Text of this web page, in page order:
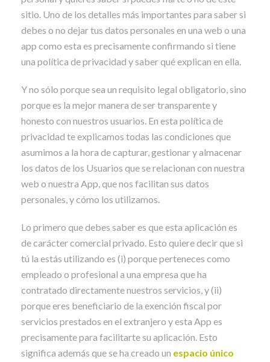
sitio. Uno de los detalles más importantes para saber si
debes o no dejar tus datos personales en una web o una
app como esta es precisamente confirmando si tiene
una política de privacidad y saber qué explican en ella.
Y no sólo porque sea un requisito legal obligatorio, sino
porque es la mejor manera de ser transparente y
honesto con nuestros usuarios. En esta política de
privacidad te explicamos todas las condiciones que
asumimos a la hora de capturar, gestionar y almacenar
los datos de los Usuarios que se relacionan con nuestra
web o nuestra App, que nos facilitan sus datos
personales, y cómo los utilizamos.
Lo primero que debes saber es que esta aplicación es
de carácter comercial privado. Esto quiere decir que si
tú la estás utilizando es (i) porque perteneces como
empleado o profesional a una empresa que ha
contratado directamente nuestros servicios, y (ii)
porque eres beneficiario de la exención fiscal por
servicios prestados en el extranjero y esta App es
precisamente para facilitarte su aplicación. Esto
significa además que se ha creado un espacio único